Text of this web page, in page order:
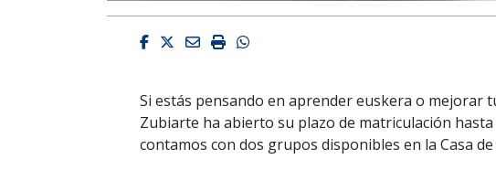
Facebook
Twitter
EmailImprimirWhatsapp
Si estás pensando en aprender euskera o mejorar
Zubiarte ha abierto su plazo de matriculación
contamos con dos grupos disponibles en la Casa